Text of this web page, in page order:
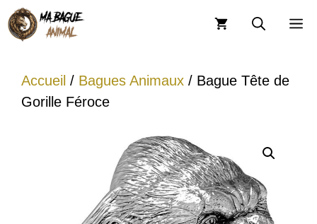
Aller
au
Accueil / Bagues Animaux / Bague Tête de
Gorille Féroce